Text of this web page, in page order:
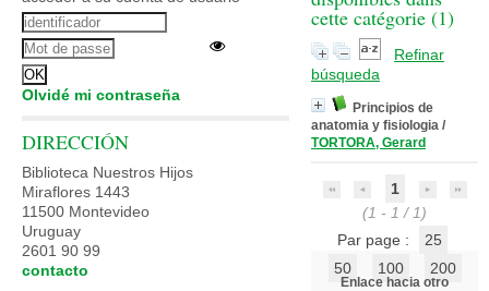
cette catégorie (1)
Refinar
búsqueda
Principios de
anatomia y fisiologia /
TORTORA, Gerard
1
(1 - 1 / 1)
Par page :
25
50
100 200
Enlace hacia otro
Olvidé mi contraseña
DIRECCIÓN
Biblioteca Nuestros Hijos
Miraflores 1443
11500 Montevideo
Uruguay
2601 90 99
contacto